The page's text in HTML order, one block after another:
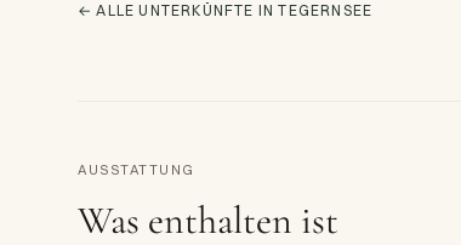
← ALLE UNTERKÜNFTE IN TEGERNSEE
AUSSTATTUNG
Was enthalten ist